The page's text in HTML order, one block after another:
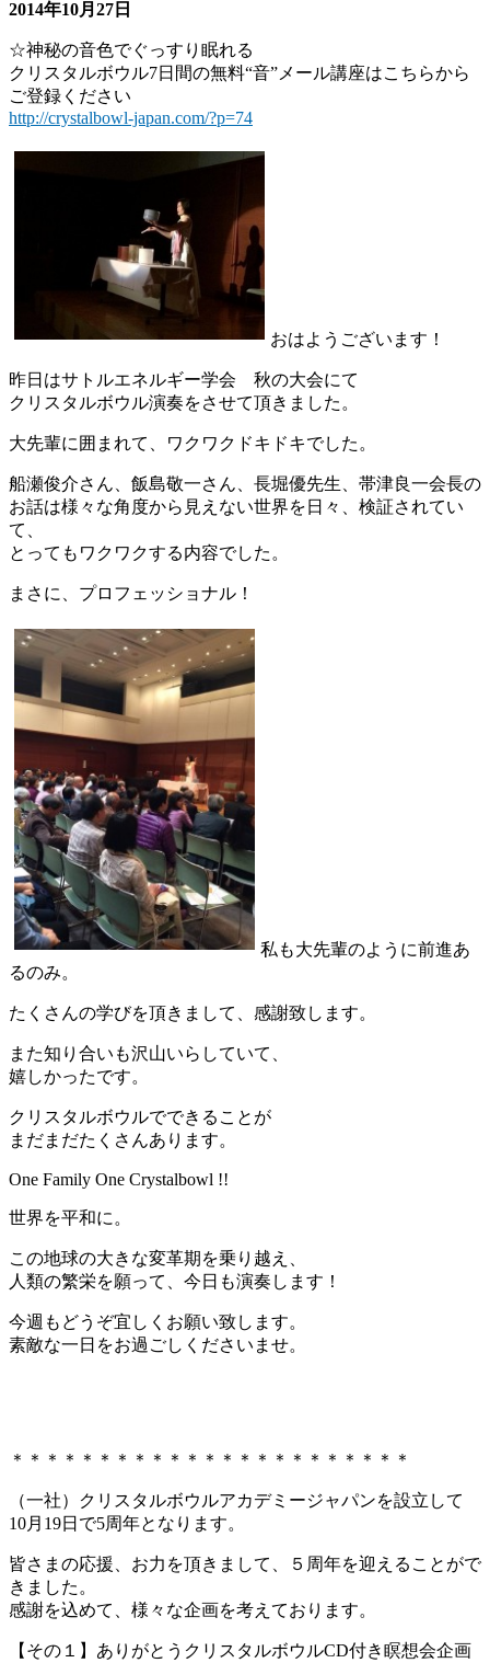
2014年10月27日
☆神秘の音色でぐっすり眠れる
クリスタルボウル7日間の無料“音”メール講座はこちらから
ご登録ください
http://crystalbowl-japan.com/?p=74
おはようございます！
昨日はサトルエネルギー学会 秋の大会にて
クリスタルボウル演奏をさせて頂きました。
大先輩に囲まれて、ワクワクドキドキでした。
船瀬俊介さん、飯島敬一さん、長堀優先生、帯津良一会長の
お話は様々な角度から見えない世界を日々、検証されてい
て、
とってもワクワクする内容でした。
まさに、プロフェッショナル！
私も大先輩のように前進あ
るのみ。
たくさんの学びを頂きまして、感謝致します。
また知り合いも沢山いらしていて、
嬉しかったです。
クリスタルボウルでできることが
まだまだたくさんあります。
One Family One Crystalbowl !!
世界を平和に。
この地球の大きな変革期を乗り越え、
人類の繁栄を願って、今日も演奏します！
今週もどうぞ宜しくお願い致します。
素敵な一日をお過ごしくださいませ。
＊＊＊＊＊＊＊＊＊＊＊＊＊＊＊＊＊＊＊＊＊＊＊
（一社）クリスタルボウルアカデミージャパンを設立して
10月19日で5周年となります。
皆さまの応援、お力を頂きまして、５周年を迎えることがで
きました。
感謝を込めて、様々な企画を考えております。
【その１】ありがとうクリスタルボウルCD付き瞑想会企画